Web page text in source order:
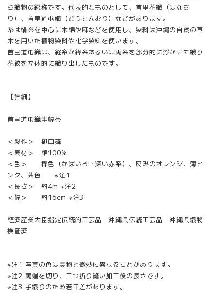
ら織物の総称です。代表的なものとして、首里花織（はなお
り）、首里道屯織（どうとんおり）などがあります。
糸は絹糸を中心に木綿や麻などを使用し、染料は沖縄の自然の草
木を用いた植物染料や化学染料を使います。
首里道屯織は、経糸か緯糸あるいは両糸を部分的に浮かせて織り
花紋を立体的に織り出したものです。
【詳細】
首里道屯織半幅帯
＜製作＞ 樋口舞
＜素材＞ 綿100%
＜色＞ 樺色（かばいろ・深い赤系）、灰みのオレンジ、薄ピ
ンク、茶色 ※注1
＜長さ＞ 約4m ※注2
＜幅＞ 約16cm ※注3
経済産業大臣指定伝統的工芸品 沖縄県伝統工芸品 沖縄県織物
検査済
※注1 写真の色は実物と微妙に異なることがあります。
※注2 両端を切り、三つ折り縫い加工後の長さです。
※注3 手織りのため若干差があります。